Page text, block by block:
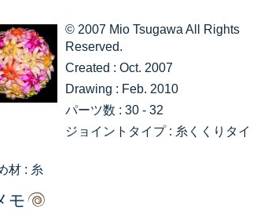
© 2007 Mio Tsugawa All Rights
Reserved.
Created : Oct. 2007
Drawing : Feb. 2010
パーツ数 : 30 - 32
ジョイントタイプ : 糸くくりタイ
材 : 糸
モ